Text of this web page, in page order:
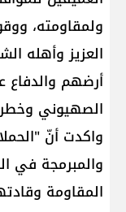
ولمقاومته،
العزيز وأهله
أرضهم
الصهيوني
واكدت أنّ
والمبرمجة في
المقاومة